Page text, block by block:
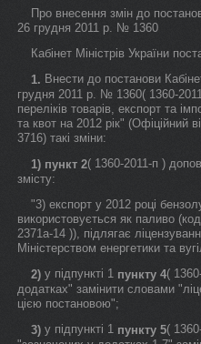
Про внесення змін до
26 грудня 2011 р. № 1360
Кабінет Міністрів України
1. Внести до постанови
грудня 2011 р. № 1360( 1360-
переліків товарів, експорт та
та квот на 2012 рік" (Офіційний
3716) такі зміни:
1) пункт 2( 1360-2011-п )
змісту:
"3) експорт у 2012 році
використовується як паливо
2371а-14 )), підлягає
Міністерством енергетики та
2) у підпункті 1 пункту 4(
додатках" замінити словами
цією постановою";
3) у підпункті 1 пункту 5(